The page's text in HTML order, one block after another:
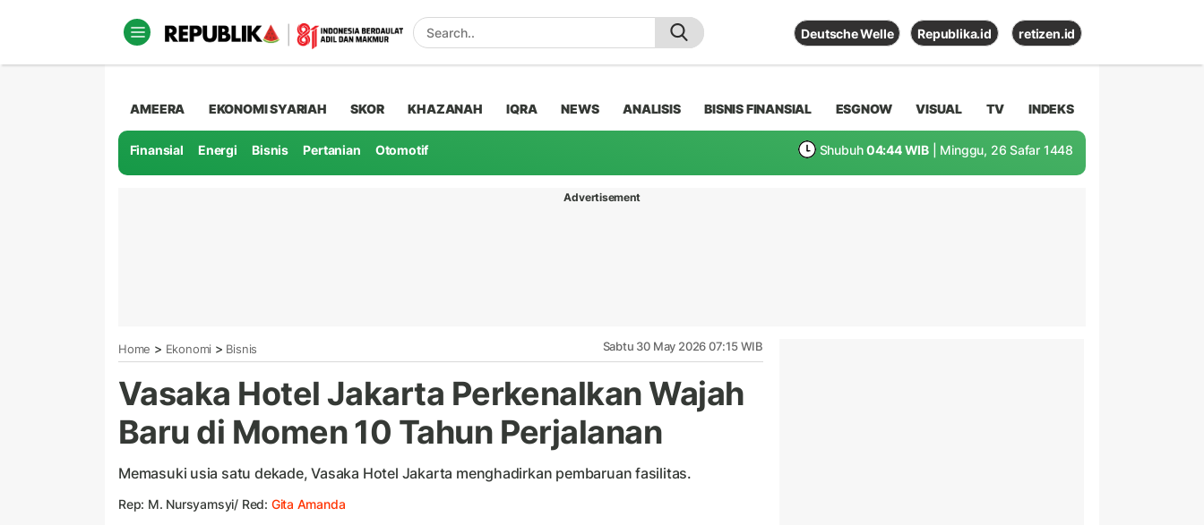
Deutsche Welle Republika.id retizen.id
AMEERA EKONOMI SYARIAH SKOR KHAZANAH IQRA NEWS ANALISIS BISNIS FINANSIAL ESGNOW VISUAL TV INDEKS
Finansial Energi Bisnis Pertanian Otomotif Shubuh 04:44 WIB | Minggu, 26 Safar 1448
Advertisement
Home > Ekonomi > Bisnis Sabtu 30 May 2026 07:15 WIB
Vasaka Hotel Jakarta Perkenalkan Wajah
Baru di Momen 10 Tahun Perjalanan
Memasuki usia satu dekade, Vasaka Hotel Jakarta menghadirkan pembaruan fasilitas.
Rep: M. Nursyamsyi/ Red: Gita Amanda